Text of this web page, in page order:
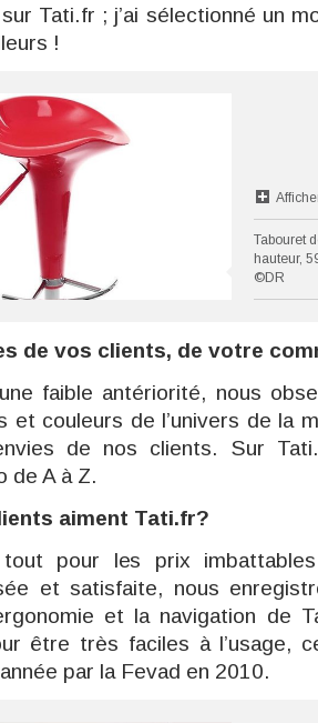
Tati.fr ; j’ai sélectionné un
!
Tabouret
hauteur,
©DR
de vos clients, de votre
faible antériorité, nous
et couleurs de l’univers de la
de nos clients. Sur
de A à Z.
aiment Tati.fr?
pour les prix
et satisfaite, nous
et la navigation de
être très faciles à l’usage,
par la Fevad en 2010.